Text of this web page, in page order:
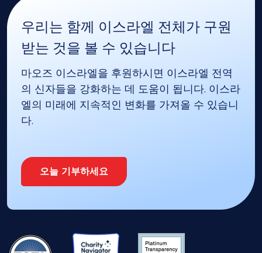
우리는 함께 이스라엘 전체가 구원
받는 것을 볼 수 있습니다
마오즈 이스라엘을 후원하시면 이스라엘 전역
의 신자들을 강화하는 데 도움이 됩니다. 이스라
엘의 미래에 지속적인 변화를 가져올 수 있습니
다.
오늘 기부하세요